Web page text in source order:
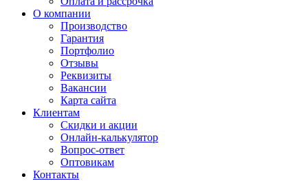
О компании
Производство
Гарантия
Портфолио
Отзывы
Реквизиты
Вакансии
Карта сайта
Клиентам
Скидки и акции
Онлайн-калькулятор
Вопрос-ответ
Оптовикам
Контакты